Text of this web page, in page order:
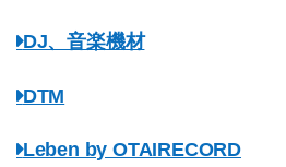
DJ、音楽機材
DTM
Leben by OTAIRECORD